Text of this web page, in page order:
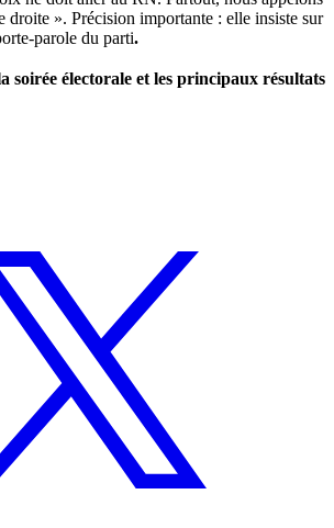
droite ». Précision importante : elle insiste sur
parole du parti.
soirée électorale et les principaux résultats